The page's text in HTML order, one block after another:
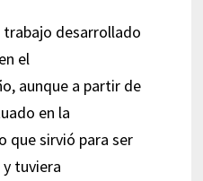
trabajo desarrollado
el
aunque a partir de
en la
que sirvió para ser
tuviera